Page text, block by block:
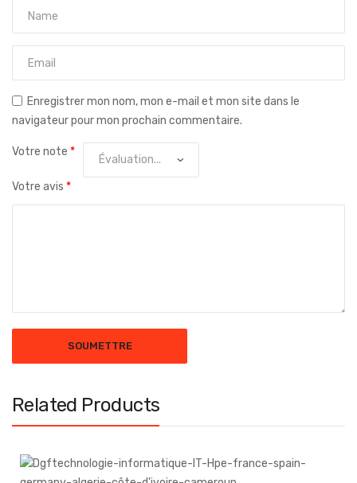
Enregistrer mon nom, mon e-mail et mon site dans le
navigateur pour mon prochain commentaire.
Votre note *
Votre avis *
Related Products